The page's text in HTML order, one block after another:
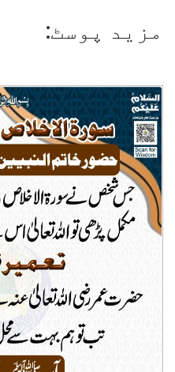
مزید پوسٹ: